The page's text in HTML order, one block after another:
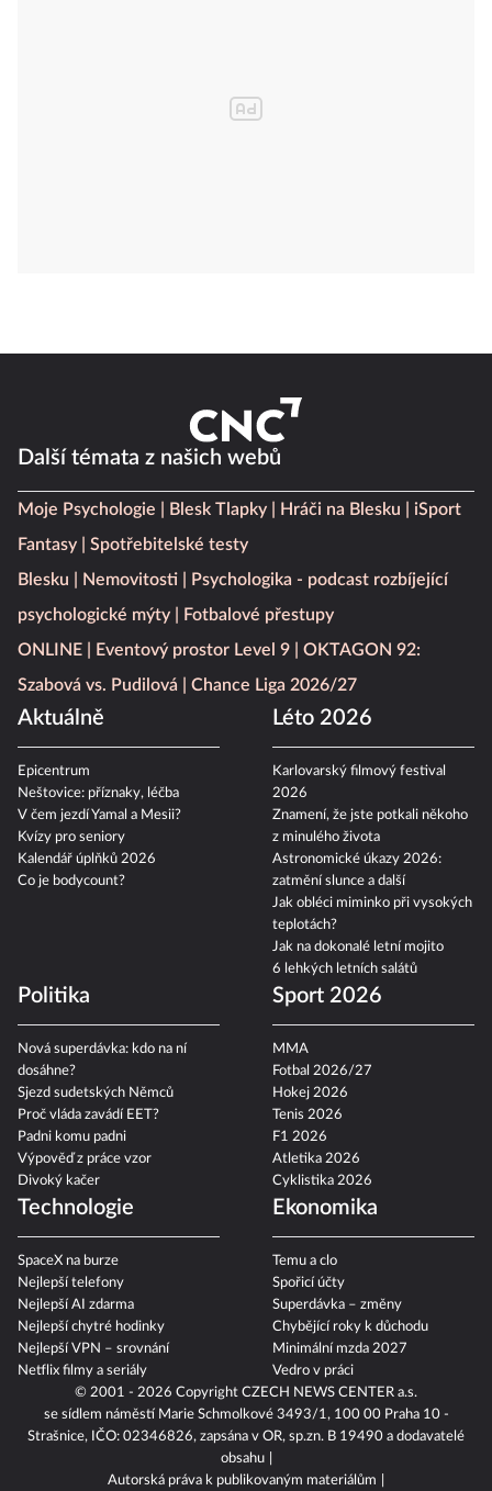
© 2001 - 2026 Copyright CZECH NEWS CENTER a.s.
se sídlem náměstí Marie Schmolkové 3493/1, 100 00 Praha 10 -
Strašnice, IČO: 02346826, zapsána v OR, sp.zn. B 19490 a dodavatelé
obsahu
Autorská práva k publikovaným materiálům
Další témata z našich webů
Moje Psychologie Blesk Tlapky Hráči na Blesku
iSport
Fantasy
Spotřebitelské testy
Blesku
Nemovitosti
Psychologika - podcast rozbíjející
psychologické mýty
Fotbalové přestupy
ONLINE
Eventový prostor Level 9
OKTAGON 92:
Szabová vs. Pudilová
Chance Liga 2026/27
Aktuálně
Epicentrum
Neštovice: příznaky, léčba
V čem jezdí Yamal a Mesii?
Kvízy pro seniory
Kalendář úplňků 2026
Co je bodycount?
Léto 2026
Karlovarský filmový festival
2026
Znamení, že jste potkali někoho
z minulého života
Astronomické úkazy 2026:
zatmění slunce a další
Jak obléci miminko při vysokých
teplotách?
Jak na dokonalé letní mojito
6 lehkých letních salátů
Politika
Nová superdávka: kdo na ní
dosáhne?
Sjezd sudetských Němců
Proč vláda zavádí EET?
Padni komu padni
Výpověď z práce vzor
Divoký kačer
Sport 2026
MMA
Fotbal 2026/27
Hokej 2026
Tenis 2026
F1 2026
Atletika 2026
Cyklistika 2026
Technologie
SpaceX na burze
Nejlepší telefony
Nejlepší AI zdarma
Nejlepší chytré hodinky
Nejlepší VPN – srovnání
Netflix filmy a seriály
Ekonomika
Temu a clo
Spořicí účty
Superdávka – změny
Chybějící roky k důchodu
Minimální mzda 2027
Vedro v práci